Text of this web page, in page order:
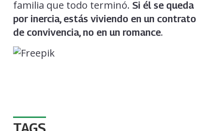
familia que todo terminó. Si él se queda
por inercia, estás viviendo en un contrato
de convivencia, no en un romance.
TAGS